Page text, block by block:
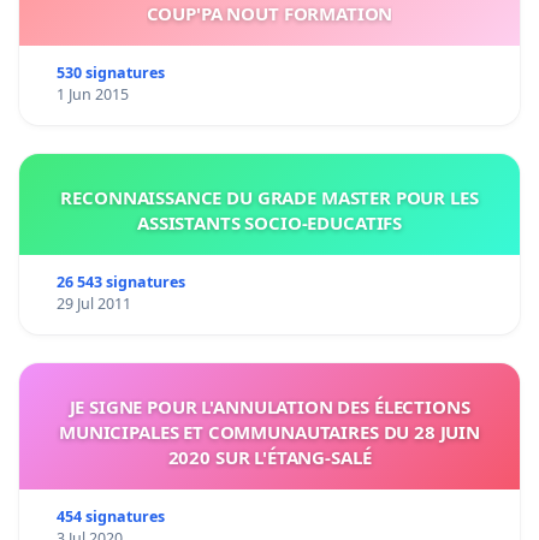
COUP'PA NOUT FORMATION
530 signatures
1 Jun 2015
RECONNAISSANCE DU GRADE MASTER POUR LES
ASSISTANTS SOCIO-EDUCATIFS
26 543 signatures
29 Jul 2011
JE SIGNE POUR L'ANNULATION DES ÉLECTIONS
MUNICIPALES ET COMMUNAUTAIRES DU 28 JUIN
2020 SUR L'ÉTANG-SALÉ
454 signatures